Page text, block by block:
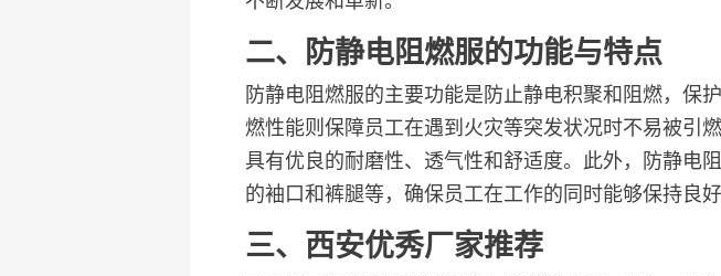
二、防静电阻燃服的功能与特点
防静电阻燃服的主要功能是防止静电积聚和阻燃，保
燃性能则保障员工在遇到火灾等突发状况时不易被引
具有优良的耐磨性、透气性和舒适度。此外，防静电
的袖口和裤腿等，确保员工在工作的同时能够保持良
三、西安优秀厂家推荐